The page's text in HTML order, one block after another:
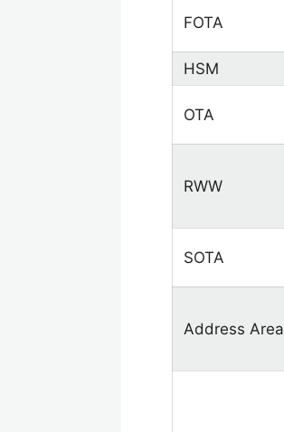
FOTA
HSM
OTA
RWW
SOTA
Address Area